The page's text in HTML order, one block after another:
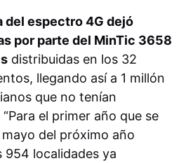
del espectro 4G dejó
por parte del MinTic 3658
distribuidas en los 32
llegando así a 1 millón
que no tenían
el primer año que se
del próximo año
954 localidades ya